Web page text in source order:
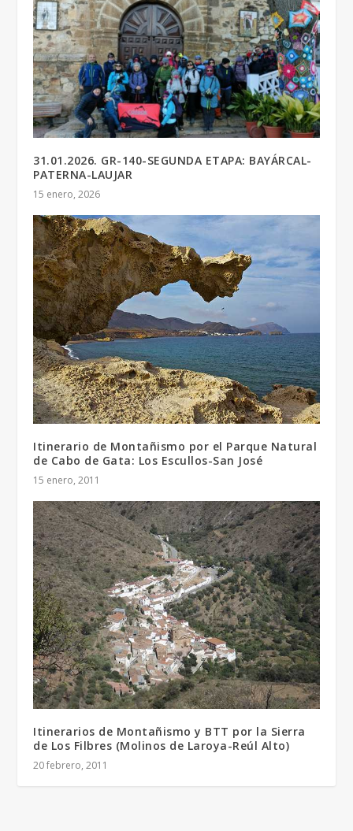
31.01.2026. GR-140-SEGUNDA ETAPA: BAYÁRCAL-
PATERNA-LAUJAR
15 enero, 2026
Itinerario de Montañismo por el Parque Natural
de Cabo de Gata: Los Escullos-San José
15 enero, 2011
Itinerarios de Montañismo y BTT por la Sierra
de Los Filbres (Molinos de Laroya-Reúl Alto)
20 febrero, 2011